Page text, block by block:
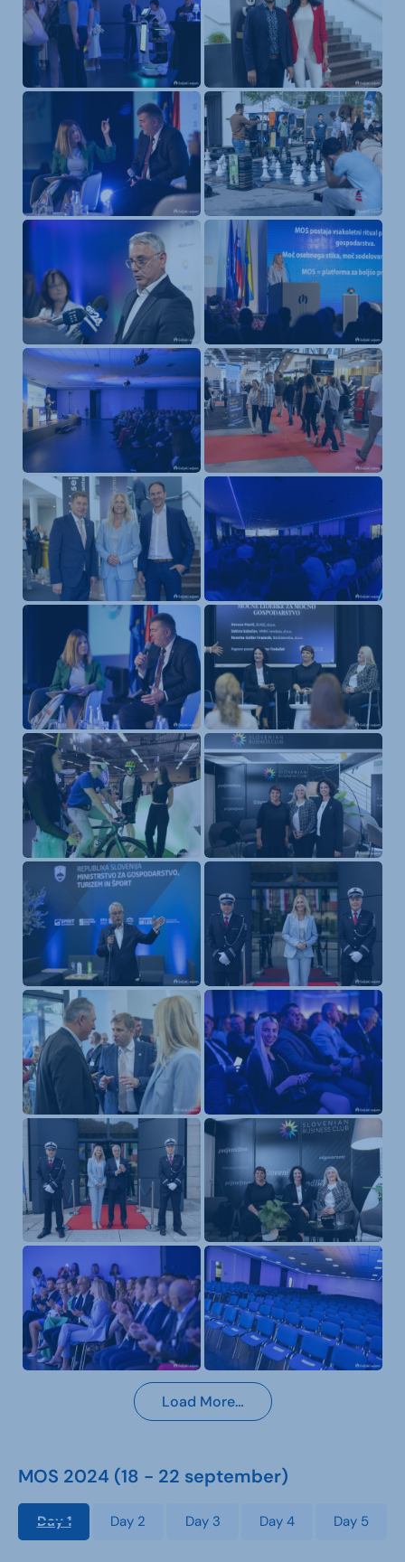
Load More…
MOS 2024 (18 - 22 september)
Day 1 Day 2 Day 3 Day 4 Day 5